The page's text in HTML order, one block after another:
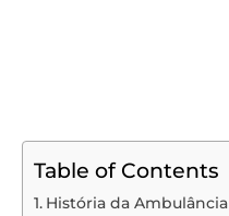
Table of Contents
História da